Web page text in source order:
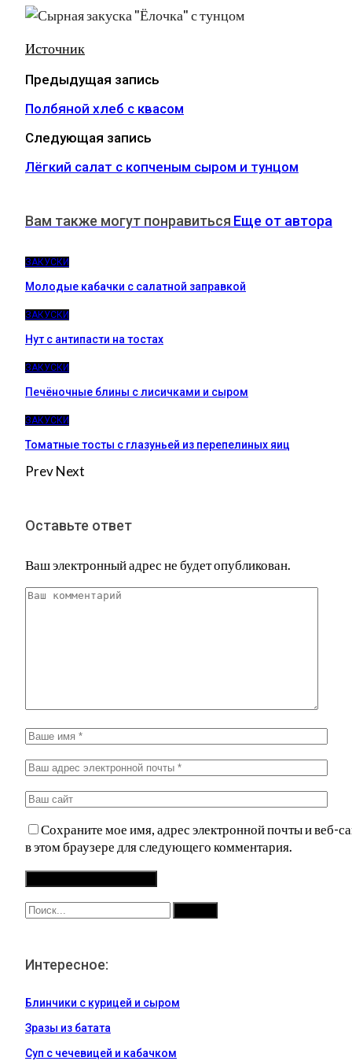
Источник
Предыдущая запись
Полбяной хлеб с квасом
Следующая запись
Лёгкий салат с копченым сыром и тунцом
Вам также могут понравиться Еще от автора
ЗАКУСКИ
Молодые кабачки с салатной заправкой
ЗАКУСКИ
Нут с антипасти на тостах
ЗАКУСКИ
Печёночные блины с лисичками и сыром
ЗАКУСКИ
Томатные тосты с глазуньей из перепелиных яиц
PrevNext
Оставьте ответ
Ваш электронный адрес не будет опубликован.
Сохраните мое имя, адрес электронной почты и веб-
в этом браузере для следующего комментария.
Интересное:
Блинчики с курицей и сыром
Зразы из батата
Суп с чечевицей и кабачком